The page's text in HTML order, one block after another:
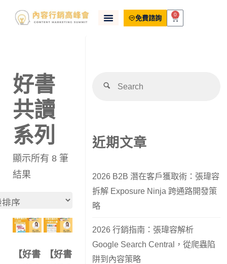
免費諮詢 0
好書
共讀
系列
顯示所有 8 筆
結果
【好書
【好書
近期文章
2026 B2B 潛在客戶獲取術：張瑋容
拆解 Exposure Ninja 跨通路開發策
略
2026 行銷指南：張瑋容解析
Google Search Central，從爬蟲陷
阱到內容策略